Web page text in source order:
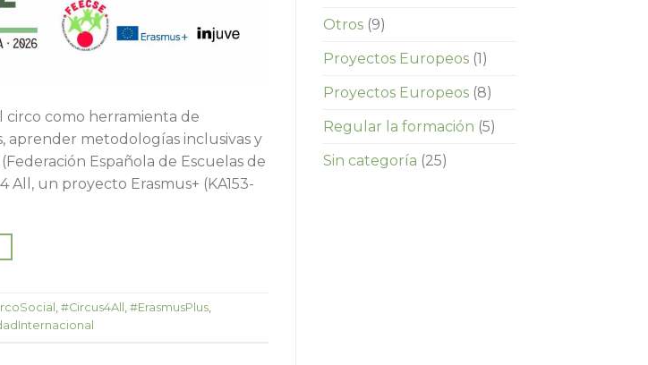
circo como herramienta de
aprender metodologías inclusivas y
Española de Escuelas de
All, un proyecto Erasmus+ (KA153-
, #Circus4All , #ErasmusPlus,
Otros(9)
Proyectos Europeos(1)
Proyectos Europeos(8)
Regular la formación (5)
Sin categoría (25)